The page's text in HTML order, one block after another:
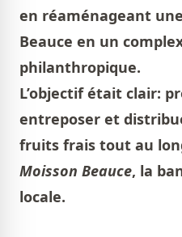
en réaménageant
Beauce en un
philanthropique.
L’objectif était clair:
entreposer et
fruits frais tout au
Moisson Beauce, la
locale.